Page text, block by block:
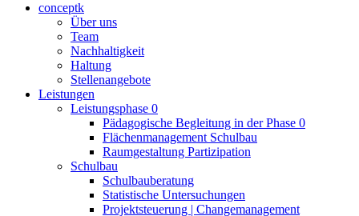
conceptk
Über uns
Team
Nachhaltigkeit
Haltung
Stellenangebote
Leistungen
Leistungsphase 0
Pädagogische Begleitung in der Phase 0
Flächenmanagement Schulbau
Raumgestaltung Partizipation
Schulbau
Schulbauberatung
Statistische Untersuchungen
Projektsteuerung | Changemanagement